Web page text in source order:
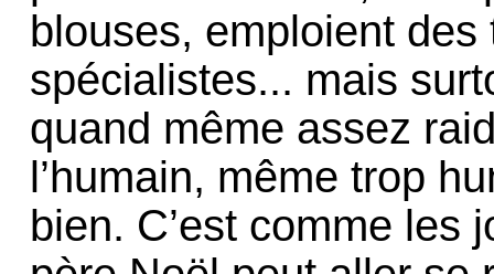
blouses, emploient
spécialistes... mais
quand même assez
l’humain, même trop
bien. C’est comme les